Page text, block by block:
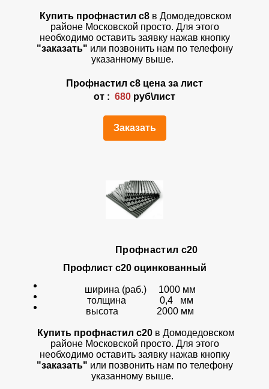
Купить профнастил с8 в Домодедовском
районе Московской просто. Для этого
необходимо оставить заявку нажав кнопку
"заказать" или позвонить нам по телефону
указанному выше.
Профнастил с8 цена за лист
от : 680 руб\лист
Заказать
Профнастил с20
Профлист с20 оцинкованный
ширина (раб.) 1000 мм
толщина 0,4 мм
высота 2000 мм
Купить профнастил с20в Домодедовском
районе Московской просто. Для этого
необходимо оставить заявку нажав кнопку
"заказать" или позвонить нам по телефону
указанному выше.